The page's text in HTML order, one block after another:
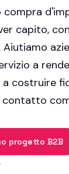
compra
capito,
a
costruire
progetto B2B